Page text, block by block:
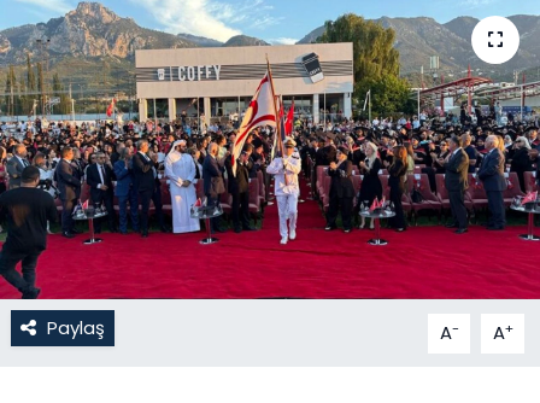
Paylaş A- A+
Güncel
Gündem
KKTC
KKTC YEREL SEÇİM 2018
Kültür Sanat
Magazin